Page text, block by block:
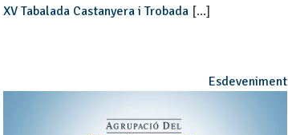
XV Tabalada Castanyera i Trobada [...]
Esdeveniment